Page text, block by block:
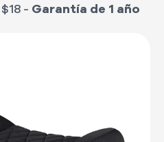
- Garantía de 1 año